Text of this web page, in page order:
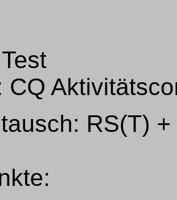
CQ
RS(T) +